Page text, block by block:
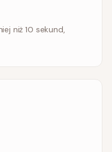
niż 10 sekund,